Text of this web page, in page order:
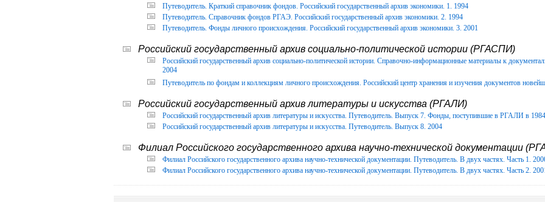
Путеводитель. Краткий справочник фондов. Российский государственный архив экономики. 1. 1994
Путеводитель. Справочник фондов РГАЭ. Российский государственный архив экономики. 2. 1994
Путеводитель. Фонды личного происхождения. Российский государственный архив экономики. 3. 2001
Российский государственный архив социально-политической истории (РГАСПИ)
Российский государственный архив социально-политической истории. Справочно-информационные материалы к
2004
Путеводитель по фондам и коллекциям личного происхождения. Российский центр хранения и изучения документов
Российский государственный архив литературы и искусства (РГАЛИ)
Российский государственный архив литературы и искусства. Путеводитель. Выпуск 7. Фонды, поступившие в РГАЛИ в
Российский государственный архив литературы и искусства. Путеводитель. Выпуск 8. 2004
Филиал Российского государственного архива научно-технической документации
Филиал Российского государственного архива научно-технической документации. Путеводитель. В двух частях. Часть 1.
Филиал Российского государственного архива научно-технической документации. Путеводитель. В двух частях. Часть 2.